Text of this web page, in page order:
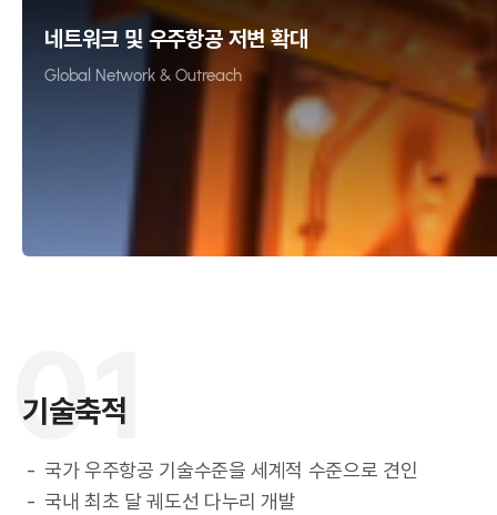
주
연
네트워크 및 우주항공 저변 확대
Global Network & Outreach
01
기술축적
국가 우주항공 기술수준을 세계적 수준으로 견인
국내 최초 달 궤도선 다누리 개발